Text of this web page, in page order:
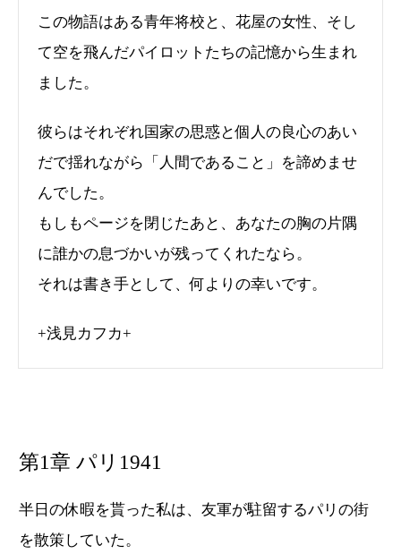
この物語はある青年将校と、花屋の女性、そし
て空を飛んだパイロットたちの記憶から生まれ
ました。
彼らはそれぞれ国家の思惑と個人の良心のあい
だで揺れながら「人間であること」を諦めませ
んでした。
もしもページを閉じたあと、あなたの胸の片隅
に誰かの息づかいが残ってくれたなら。
それは書き手として、何よりの幸いです。
+浅見カフカ+
第1章 パリ1941
半日の休暇を貰った私は、友軍が駐留するパリの街
を散策していた。